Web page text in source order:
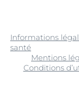
Informations
santé
Mentions
Conditions